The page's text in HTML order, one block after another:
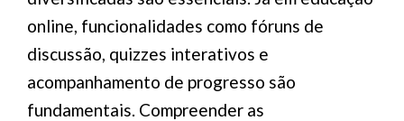
online, funcionalidades como fóruns de
discussão, quizzes interativos e
acompanhamento de progresso são
fundamentais. Compreender as